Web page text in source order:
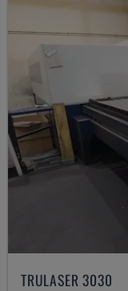
TRULASER 3030